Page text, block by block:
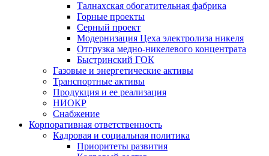
Талнахская обогатительная фабрика
Горные проекты
Серный проект
Модернизация Цеха электролиза никеля
Отгрузка медно-никелевого концентрата
Быстринский ГОК
Газовые и энергетические активы
Транспортные активы
Продукция и ее реализация
НИОКР
Снабжение
Корпоративная ответственность
Кадровая и социальная политика
Приоритеты развития